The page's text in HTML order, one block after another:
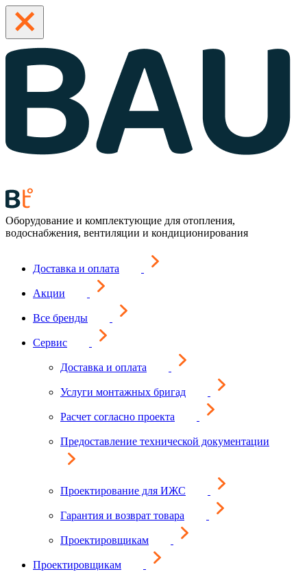
Оборудование и комплектующие для отопления,
водоснабжения, вентиляции и кондиционирования
Доставка и оплата
Акции
Все бренды
Сервис
Доставка и оплата
Услуги монтажных бригад
Расчет согласно проекта
Предоставление технической документации
Проектирование для ИЖС
Гарантия и возврат товара
Проектировщикам
Проектировщикам